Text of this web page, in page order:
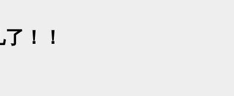
！！